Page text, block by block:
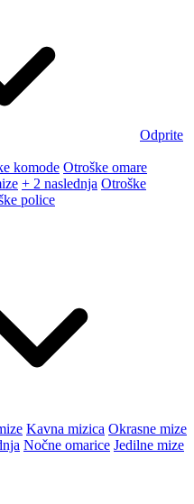
Odprite
komode Otroške omare
+ 2 naslednja Otroške
police
Kavna mizica Okrasne mize
Nočne omarice Jedilne mize